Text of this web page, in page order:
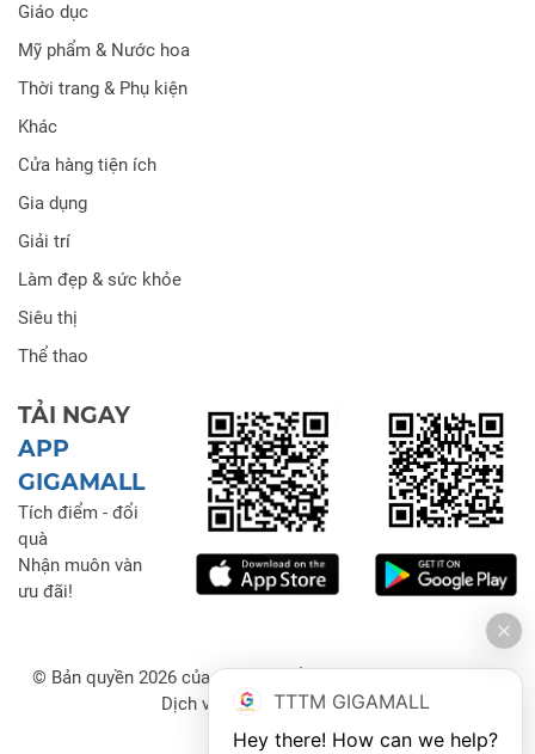
Giáo dục
Mỹ phẩm & Nước hoa
Thời trang & Phụ kiện
Khác
Cửa hàng tiện ích
Gia dụng
Giải trí
Làm đẹp & sức khỏe
Siêu thị
Thể thao
TẢI NGAY
APP
GIGAMALL
Tích điểm - đổi
quà
Nhận muôn vàn
ưu đãi!
© Bản quyền 2026 của Công ty Cổ phần Đầu tư Thương mại
Dịch vụ Gigamall Việt Nam
TTTM GIGAMALL
Hey there! How can we help?